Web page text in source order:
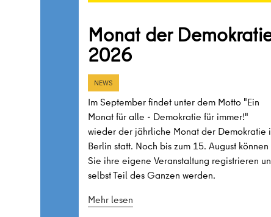
Monat der
2026
NEWS
Im September findet unter dem Motto "Ein
Monat für alle - Demokratie für immer!"
wieder der jährliche Monat der Demokratie
Berlin statt. Noch bis zum 15. August können
Sie ihre eigene Veranstaltung registrieren
selbst Teil des Ganzen werden.
Mehr lesen